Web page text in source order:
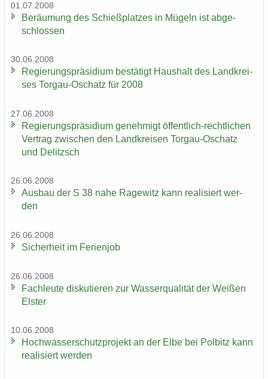
01.07.2008
Be­räu­mung des Schieß­plat­zes in Mü­geln ist ab­ge­
schlos­sen
30.06.2008
Re­gie­rungs­prä­si­di­um be­stä­tigt Haus­halt des Land­krei­
ses Torgau-​Oschatz für 2008
27.06.2008
Re­gie­rungs­prä­si­di­um ge­neh­migt öffentlich-​rechtlichen
Ver­trag zwi­schen den Land­krei­sen Torgau-​Oschatz
und De­litzsch
26.06.2008
Aus­bau der S 38 nahe Ra­ge­witz kann rea­li­siert wer­
den
26.06.2008
Si­cher­heit im Fe­ri­en­job
26.06.2008
Fach­leu­te dis­ku­tie­ren zur Was­ser­qua­li­tät der Wei­ßen
Els­ter
10.06.2008
Hoch­was­ser­schutz­pro­jekt an der Elbe bei Pol­bitz kann
rea­li­siert wer­den